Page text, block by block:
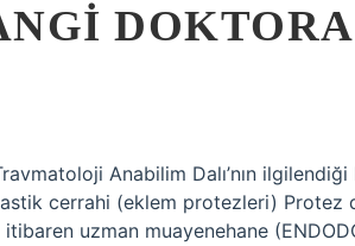
DOKTORA
Anabilim Dalı’nın ilgilendiği
cerrahi (eklem protezleri) Protez
uzman muayenehane